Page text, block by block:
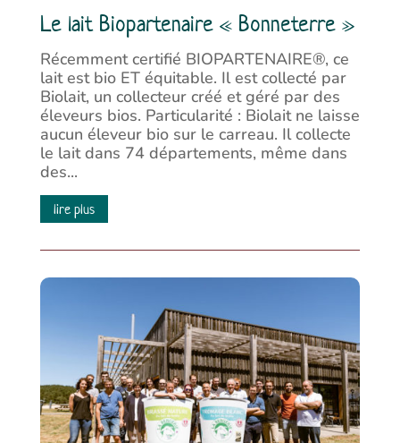
Le lait Biopartenaire « Bonneterre »
Récemment certifié BIOPARTENAIRE®, ce
lait est bio ET équitable. Il est collecté par
Biolait, un collecteur créé et géré par des
éleveurs bios. Particularité : Biolait ne laisse
aucun éleveur bio sur le carreau. Il collecte
le lait dans 74 départements, même dans
des...
lire plus